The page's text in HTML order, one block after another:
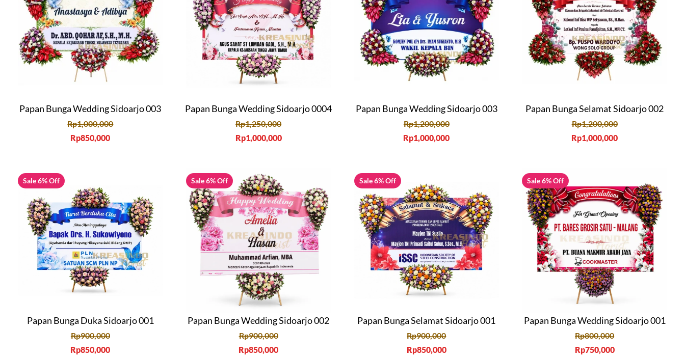
Papan Bunga Wedding Sidoarjo 003
Rp1,000,000
Rp850,000
Papan Bunga Wedding Sidoarjo 0004
Rp1,250,000
Rp1,000,000
Papan Bunga Wedding Sidoarjo 003
Rp1,200,000
Rp1,000,000
Papan Bunga Selamat Sidoarjo 002
Rp1,200,000
Rp1,000,000
Sale 6% Off
Papan Bunga Duka Sidoarjo 001
Rp900,000
Rp850,000
Sale 6% Off
Papan Bunga Wedding Sidoarjo 002
Rp900,000
Rp850,000
Sale 6% Off
Papan Bunga Selamat Sidoarjo 001
Rp900,000
Rp850,000
Sale 6% Off
Papan Bunga Wedding Sidoarjo 001
Rp800,000
Rp750,000